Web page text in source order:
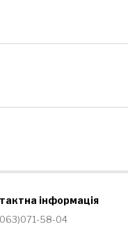
інформація
58-04